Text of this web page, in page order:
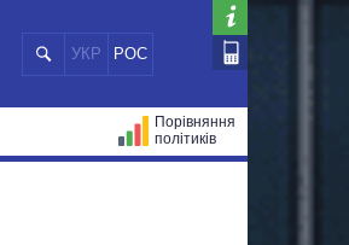
УКР РОС
Порівняння
політиків